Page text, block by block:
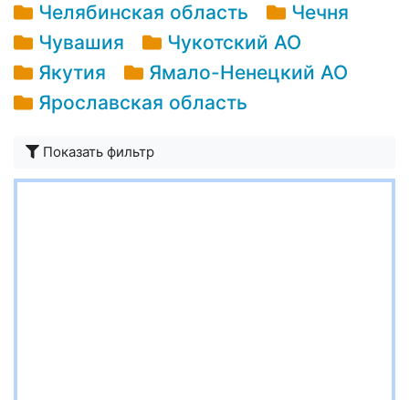
Челябинская область
Чечня
Чувашия
Чукотский АО
Якутия
Ямало-Ненецкий АО
Ярославская область
Показать фильтр